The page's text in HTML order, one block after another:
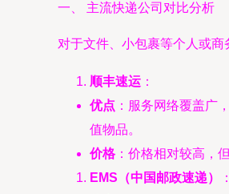
一、 主流快递公司对比分析
对于文件、小包裹等个人或商
顺丰速运 ：
优点 ：服务网络覆盖广
值物品。
价格：价格相对较高，
EMS（中国邮政速递）
：